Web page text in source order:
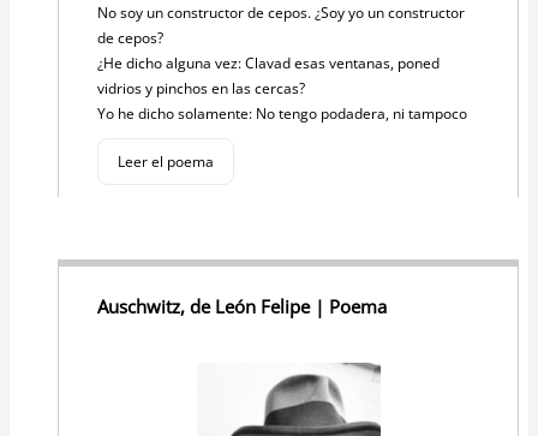
No soy un constructor de cepos. ¿Soy yo un constructor
de cepos?
¿He dicho alguna vez: Clavad esas ventanas, poned
vidrios y pinchos en las cercas?
Yo he dicho solamente: No tengo podadera, ni tampoco
Leer el poema
Auschwitz, de León Felipe | Poema